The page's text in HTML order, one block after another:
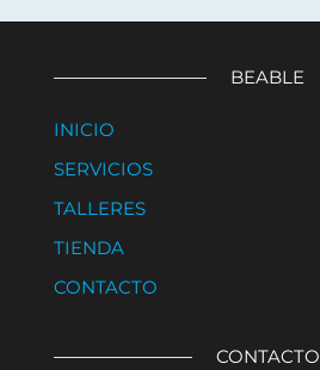
BEABLE
INICIO
SERVICIOS
TALLERES
TIENDA
CONTACTO
CONTACTO